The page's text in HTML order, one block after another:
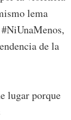
lema
de la
lugar porque